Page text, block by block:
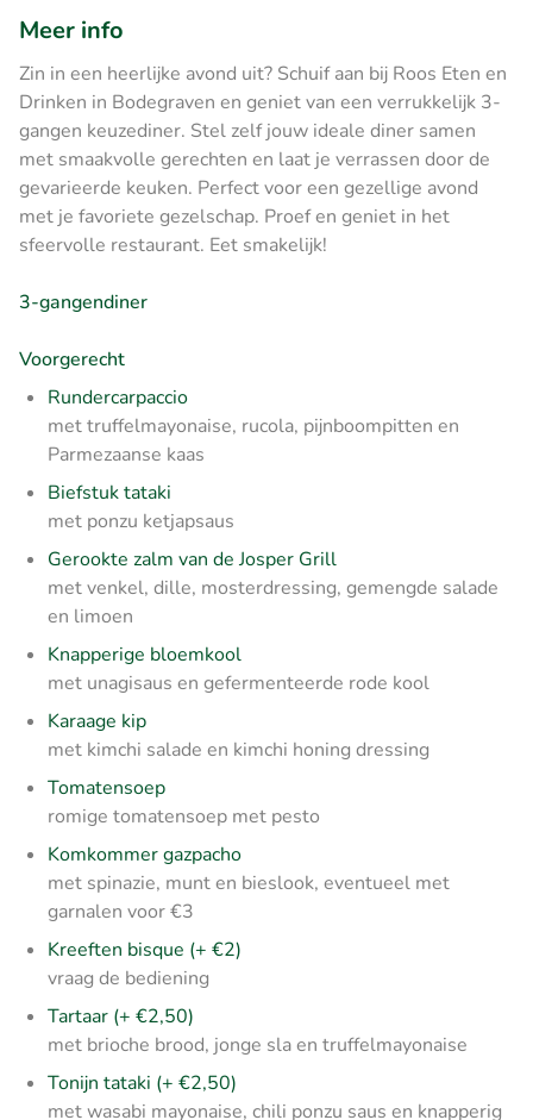
Meer info
Zin in een heerlijke avond uit? Schuif aan bij Roos Eten en
Drinken in Bodegraven en geniet van een verrukkelijk 3-
gangen keuzediner. Stel zelf jouw ideale diner samen
met smaakvolle gerechten en laat je verrassen door de
gevarieerde keuken. Perfect voor een gezellige avond
met je favoriete gezelschap. Proef en geniet in het
sfeervolle restaurant. Eet smakelijk!
3-gangendiner
Voorgerecht
Rundercarpaccio
met truffelmayonaise, rucola, pijnboompitten en
Parmezaanse kaas
Biefstuk tataki
met ponzu ketjapsaus
Gerookte zalm van de Josper Grill
met venkel, dille, mosterdressing, gemengde salade
en limoen
Knapperige bloemkool
met unagisaus en gefermenteerde rode kool
Karaage kip
met kimchi salade en kimchi honing dressing
Tomatensoep
romige tomatensoep met pesto
Komkommer gazpacho
met spinazie, munt en bieslook, eventueel met
garnalen voor €3
Kreeften bisque (+ €2)
vraag de bediening
Tartaar (+ €2,50)
met brioche brood, jonge sla en truffelmayonaise
Tonijn tataki (+ €2,50)
met wasabi mayonaise, chili ponzu saus en knapperig